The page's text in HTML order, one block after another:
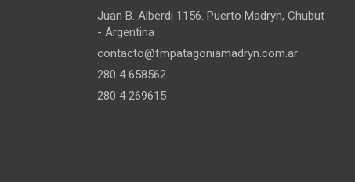
Juan B. Alberdi 1156. Puerto Madryn, Chubut
- Argentina
contacto@fmpatagoniamadryn.com.ar
280 4 658562
280 4 269615